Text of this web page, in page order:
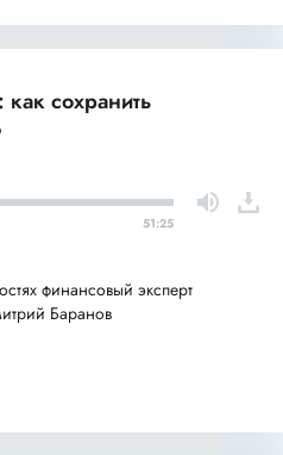
сохранить
51:25
финансовый эксперт
Баранов